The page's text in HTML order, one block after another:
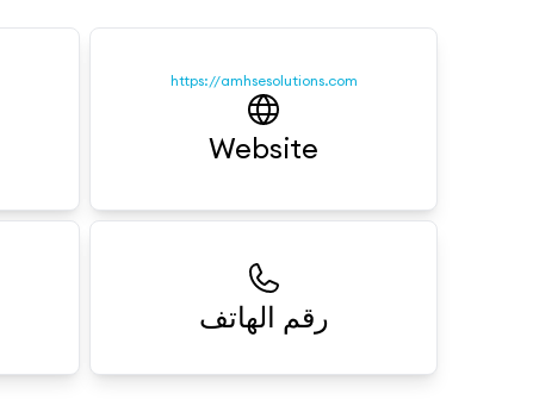
https://amhsesolutions.com
Website
رقم الهاتف